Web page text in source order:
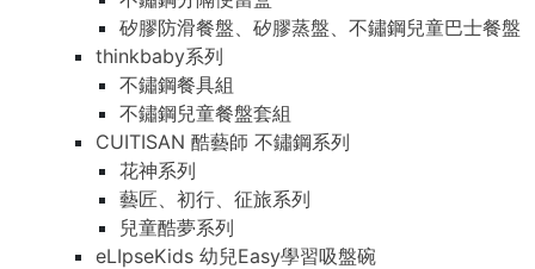
矽膠防滑餐盤、矽膠蒸盤、不鏽鋼兒童巴士餐盤
thinkbaby系列
不鏽鋼餐具組
不鏽鋼兒童餐盤套組
CUITISAN 酷藝師 不鏽鋼系列
花神系列
藝匠、初行、征旅系列
兒童酷夢系列
eLIpseKids 幼兒Easy學習吸盤碗